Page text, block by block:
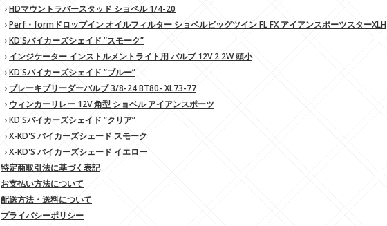
›HDマウントラバースタッド ショベル 1/4-20
›Perf・formドロップイン オイルフィルター ショベルビッグツイン FL FX アイアンスポーツスターXLH
›KD'Sバイカーズシェイド “スモーク”
› インジケーター インストルメントライト用 バルブ 12V 2.2W 頭小
›KD'Sバイカーズシェイド “ブルー”
› ブレーキブリーダーバルブ 3/8-24 BT80- XL73-77
› ウィンカーリレー 12V 角型 ショベル アイアンスポーツ
›KD'Sバイカーズシェイド “クリア”
›X-KD'S バイカーズシェード スモーク
›X-KD'S バイカーズシェード イエロー
特定商取引法に基づく表記
お支払い方法について
配送方法・送料について
プライバシーポリシー